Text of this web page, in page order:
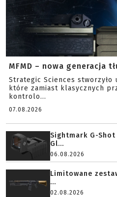
MFMD – nowa generacja
Strategic Sciences stworzyło
które zamiast klasycznych
kontrolo...
07.08.2026
Sightmark G-
Gl...
06.08.2026
Limitowane
...
02.08.2026